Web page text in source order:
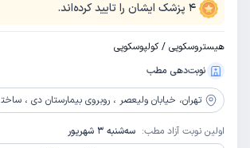
4 پزشک ایشان را تایید کرده‌اند.
هیستروسکوپی / کولپوسکوپی
نوبت‌دهی مطب
تهران، خیابان ولیعصر ، روبروی بیمارستان دی ، ساختمان پزشکان 2000 ، طبقه 6
اولین نوبت آزاد مطب: سه‌شنبه 3 شهریور